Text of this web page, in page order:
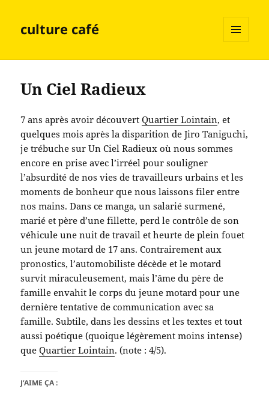
culture café
ET
Un Ciel Radieux
7 ans après avoir découvertQuartier Lointain, et
quelques mois après la disparition de Jiro Taniguchi,
je trébuche sur Un Ciel Radieux où nous sommes
encore en prise avec l’irréel pour souligner
l’absurdité de nos vies de travailleurs urbains et les
moments de bonheur que nous laissons filer entre
nos mains. Dans ce manga, un salarié surmené,
marié et père d’une fillette, perd le contrôle de son
véhicule une nuit de travail et heurte de plein fouet
un jeune motard de 17 ans. Contrairement aux
pronostics, l’automobiliste décède et le motard
survit miraculeusement, mais l’âme du père de
famille envahit le corps du jeune motard pour une
dernière tentative de communication avec sa
famille. Subtile, dans les dessins et les textes et tout
aussi poétique (quoique légèrement moins intense)
queQuartier Lointain. (note : 4/5).
J’AIME ÇA :